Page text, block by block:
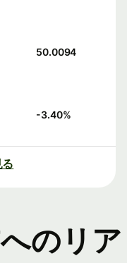
50.0094
-3.40%
のリア